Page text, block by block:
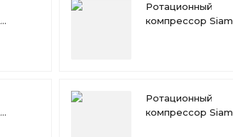
Ротационный
компрессор Siam
Ротационный
компрессор Siam